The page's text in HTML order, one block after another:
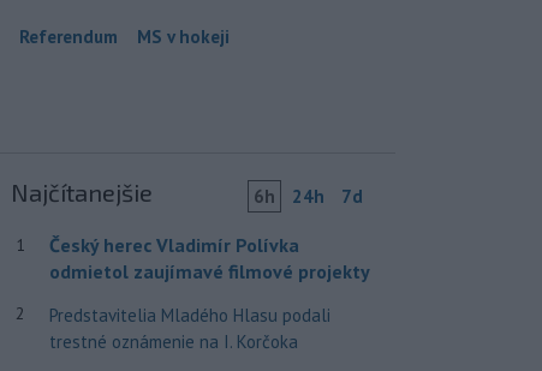
Referendum MS v hokeji
Najčítanejšie 6h 24h 7d
1
Český herec Vladimír Polívka
odmietol zaujímavé filmové projekty
2
Predstavitelia Mladého Hlasu podali
trestné oznámenie na I. Korčoka